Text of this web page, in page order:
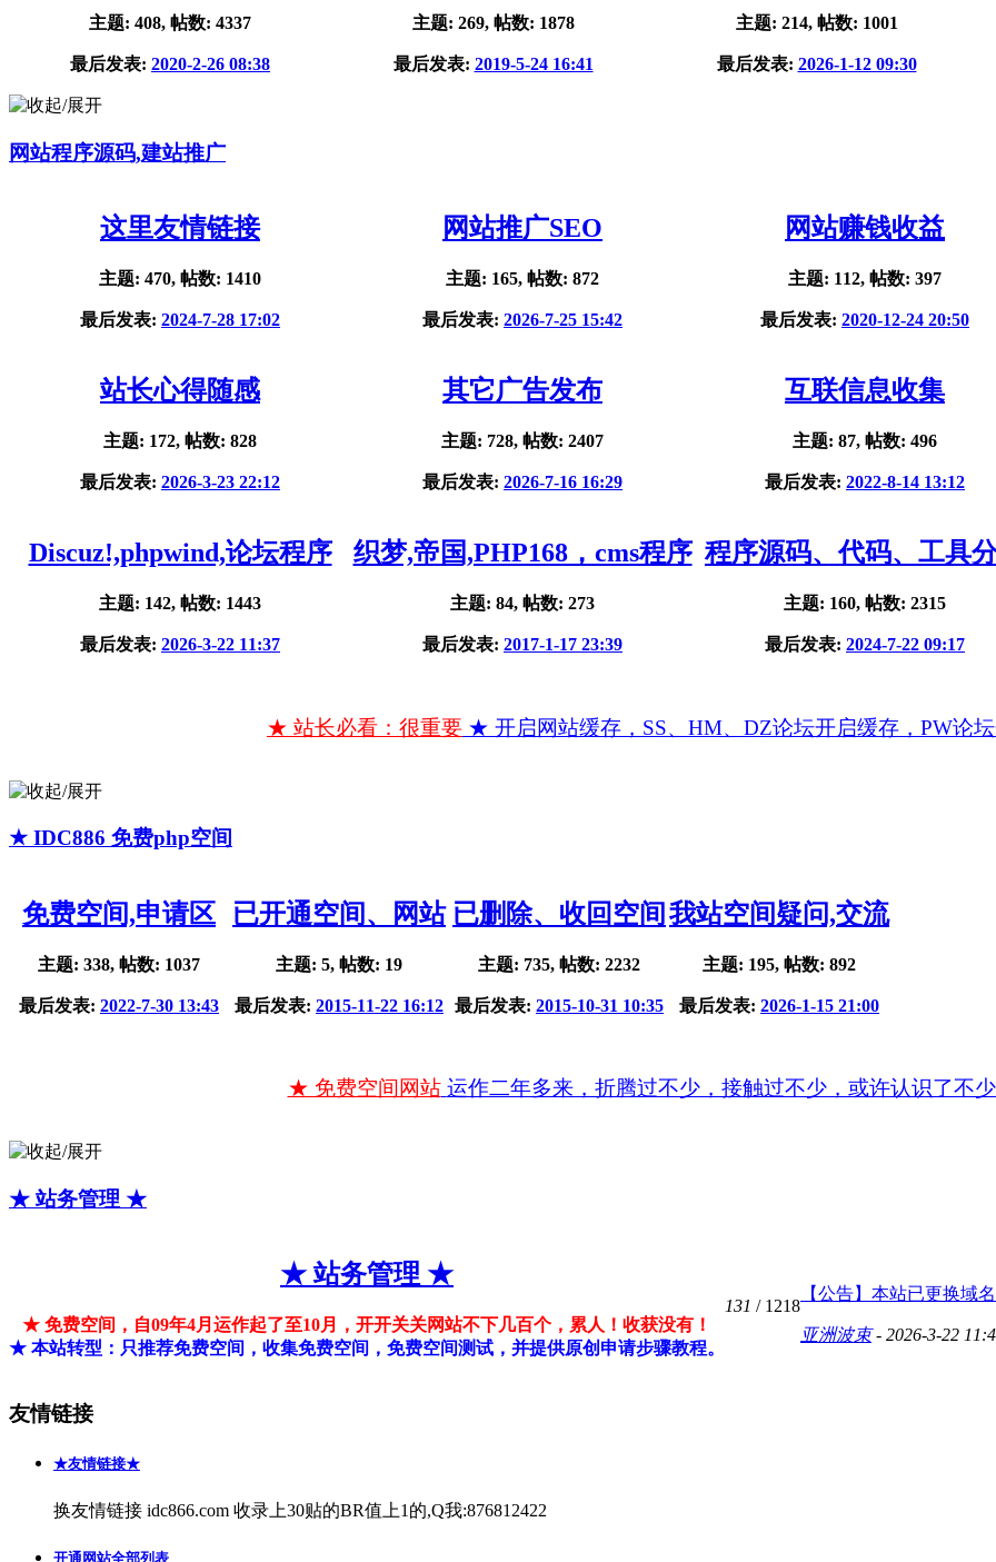
主题: 408, 帖数: 4337
最后发表: 2020-2-26 08:38
主题: 269, 帖数: 1878
最后发表: 2019-5-24 16:41
主题: 214, 帖数: 1001
最后发表: 2026-1-12 09:30
网站程序源码,建站推广
这里友情链接
主题: 470, 帖数: 1410
最后发表: 2024-7-28 17:02
网站推广SEO
主题: 165, 帖数: 872
最后发表: 2026-7-25 15:42
网站赚钱收益
主题: 112, 帖数: 397
最后发表: 2020-12-24 20:50
站长心得随感
主题: 172, 帖数: 828
最后发表: 2026-3-23 22:12
其它广告发布
主题: 728, 帖数: 2407
最后发表: 2026-7-16 16:29
互联信息收集
主题: 87, 帖数: 496
最后发表: 2022-8-14 13:12
Discuz!,phpwind,论坛程序
主题: 142, 帖数: 1443
最后发表: 2026-3-22 11:37
织梦,帝国,PHP168，cms程序
主题: 84, 帖数: 273
最后发表: 2017-1-17 23:39
程序源码、代码、工具
主题: 160, 帖数: 2315
最后发表: 2024-7-22 09:17
★ 站长必看：很重要 ★ 开启网站缓存，SS、HM、DZ论坛开启缓存，PW论
★ IDC886 免费php空间
免费空间,申请区
主题: 338, 帖数: 1037
最后发表: 2022-7-30 13:43
已开通空间、网站
主题: 5, 帖数: 19
最后发表: 2015-11-22 16:12
已删除、收回空间
主题: 735, 帖数: 2232
最后发表: 2015-10-31 10:35
我站空间疑问,交流
主题: 195, 帖数: 892
最后发表: 2026-1-15 21:00
★ 免费空间网站 运作二年多来，折腾过不少，接触过不少，或许认识了不
★ 站务管理 ★
★ 站务管理 ★
★ 免费空间，自09年4月运作起了至10月，开开关关网站不下几百个，累人！收获没有！
★ 本站转型：只推荐免费空间，收集免费空间，免费空间测试，并提供原创申请步骤教程。
131 / 1218
【公告】本站已更换域
亚洲波束- 2026-3-22
友情链接
★友情链接★
换友情链接 idc866.com 收录上30贴的BR值上1的,Q我:876812422
开通网站全部列表